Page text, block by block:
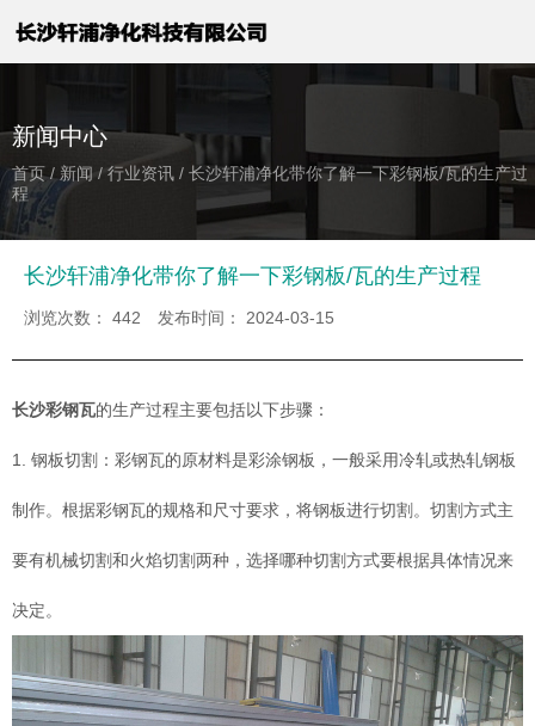
新闻中心
首页/ 新闻 / 行业资讯 / 长沙轩浦净化带你了解一下彩钢板/瓦的生产过
程
长沙轩浦净化带你了解一下彩钢板/瓦的生产过程
浏览次数： 442 发布时间： 2024-03-15
长沙彩钢瓦的生产过程主要包括以下步骤：
1. 钢板切割：彩钢瓦的原材料是彩涂钢板，一般采用冷轧或热轧钢板
制作。根据彩钢瓦的规格和尺寸要求，将钢板进行切割。切割方式主
要有机械切割和火焰切割两种，选择哪种切割方式要根据具体情况来
决定。